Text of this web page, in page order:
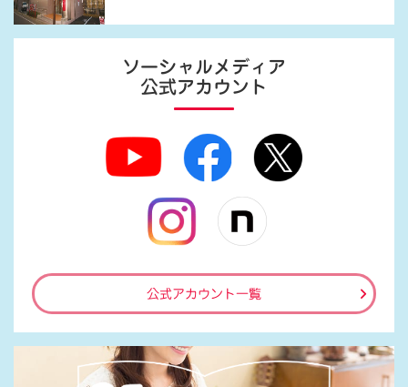
ソーシャルメディア
公式アカウント
公式アカウント一覧